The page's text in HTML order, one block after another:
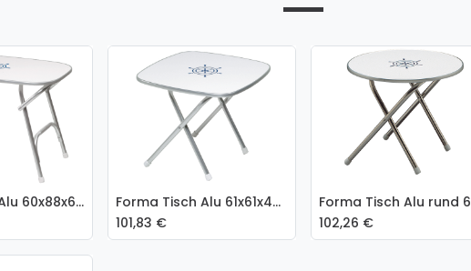
Forma Tisch Alu 60x88x61cm M450
Forma Tisch Alu 61x61x49cm
101,83 €
In den Warenkorb
102,26 €